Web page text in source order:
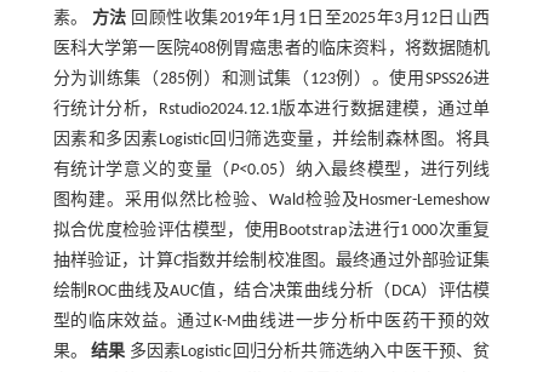
素。方法 回顾性收集2019年1月1日至2025年3月12日山西
医科大学第一医院408例胃癌患者的临床资料，将数据随机
分为训练集（285例）和测试集（123例）。使用SPSS26进
行统计分析，Rstudio2024.12.1版本进行数据建模，通过单
因素和多因素Logistic回归筛选变量，并绘制森林图。将具
有统计学意义的变量（P<0.05）纳入最终模型，进行列线
图构建。采用似然比检验、Wald检验及Hosmer-Lemeshow
拟合优度检验评估模型，使用Bootstrap法进行1 000次重复
抽样验证，计算C指数并绘制校准图。最终通过外部验证集
绘制ROC曲线及AUC值，结合决策曲线分析（DCA）评估模
型的临床效益。通过K-M曲线进一步分析中医药干预的效
果。结果 多因素Logistic回归分析共筛选纳入中医干预、贫